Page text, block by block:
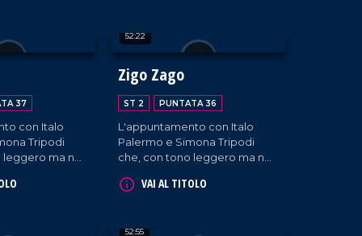
Lamezia Terme.
37
con Italo
Tripodi
ma non
intervistano
52:22
Zigo Zago
ST 2 PUNTATA 36
L'appuntamento con Italo
Palermo e Simona Tripodi
che, con tono leggero ma non
l'informazione e intervistano
VAI AL TITOLO
52:55